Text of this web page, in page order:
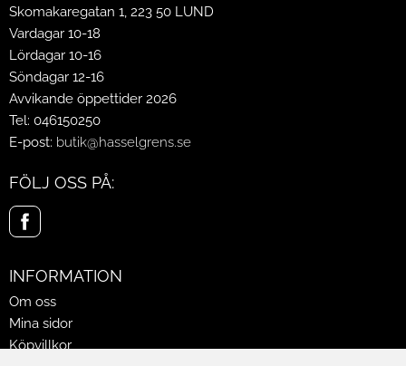
Skomakaregatan 1, 223 50 LUND
Vardagar 10-18
Lördagar 10-16
Söndagar 12-16
Avvikande öppettider 2026
Tel: 046150250
E-post: butik@hasselgrens.se
FÖLJ OSS PÅ:
INFORMATION
Om oss
Mina sidor
Köpvillkor